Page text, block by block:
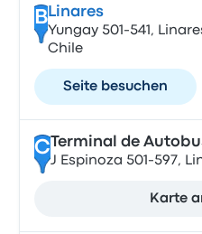
B Linares
Yungay 501-541,
Chile
Seite besuchen
CTerminal de
J Espinoza 501-597,
Karte